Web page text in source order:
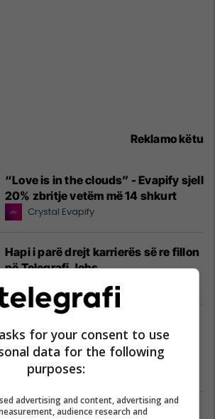
Reklamo këtu
“Love is in the clouds” - Evapify sjell
20% zbritje vetëm më 14 shkurt
Crystal Evapify
Hapi i parë drejt karrierës së re fillon
në Telegrafi Jobs
Telegrafi Jobs
Adriatikut - pushime duke filluar
nga 82 euro për person
Fafa Resort
Kafshata frutash që fëmijët i
for your consent to use
data for the following
purposes:
advertising and content, advertising and
audience research and